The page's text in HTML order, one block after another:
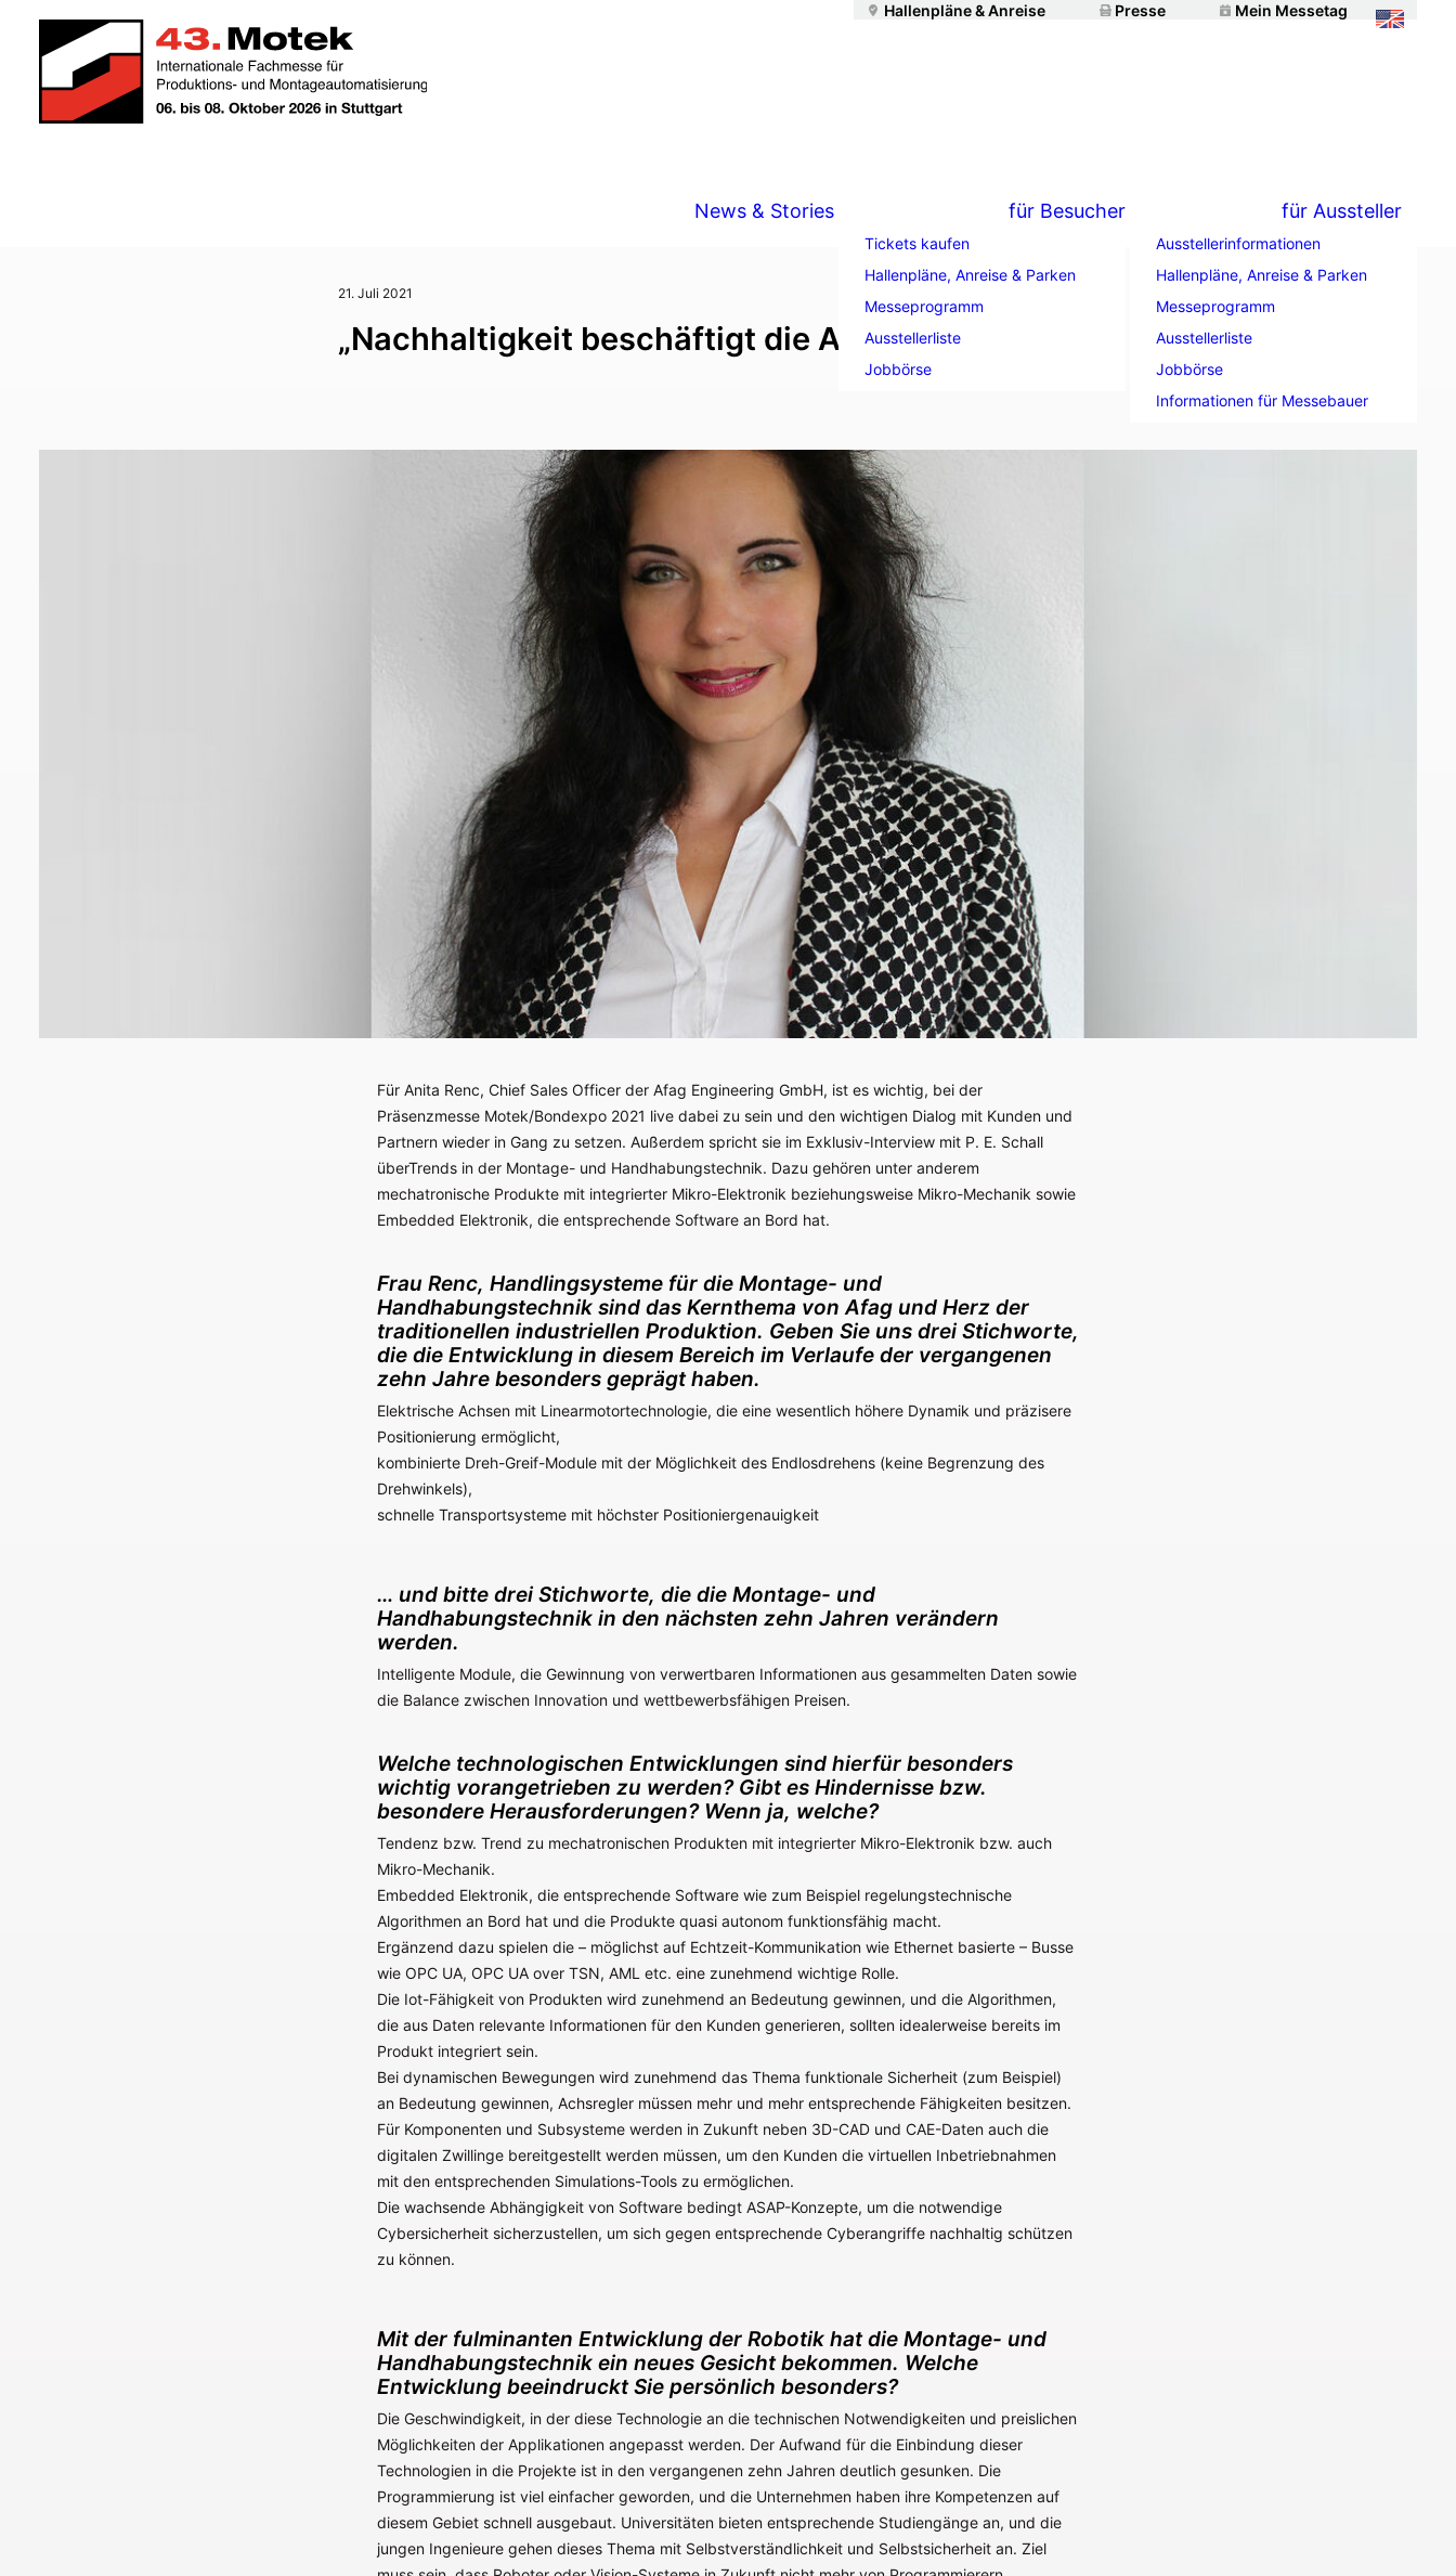
Hallenpläne & Anreise Presse Mein Messetag
News & Stories für Besucher
Tickets kaufen
Hallenpläne, Anreise & Parken
Messeprogramm
Ausstellerliste
Jobbörse
für Aussteller
Ausstellerinformationen
Hallenpläne, Anreise & Parken
Messeprogramm
Ausstellerliste
Jobbörse
Informationen für Messebauer
21. Juli 2021
„Nachhaltigkeit beschäftigt die Afag schon lange“
Für Anita Renc, Chief Sales Officer der Afag Engineering GmbH, ist es wichtig, bei der
Präsenzmesse Motek/Bondexpo 2021 live dabei zu sein und den wichtigen Dialog mit Kunden und
Partnern wieder in Gang zu setzen. Außerdem spricht sie im Exklusiv-Interview mit P. E. Schall
überTrends in der Montage- und Handhabungstechnik. Dazu gehören unter anderem
mechatronische Produkte mit integrierter Mikro-Elektronik beziehungsweise Mikro-Mechanik sowie
Embedded Elektronik, die entsprechende Software an Bord hat.
Frau Renc, Handlingsysteme für die Montage- und
Handhabungstechnik sind das Kernthema von Afag und Herz der
traditionellen industriellen Produktion. Geben Sie uns drei Stichworte,
die die Entwicklung in diesem Bereich im Verlaufe der vergangenen
zehn Jahre besonders geprägt haben.
Elektrische Achsen mit Linearmotortechnologie, die eine wesentlich höhere Dynamik und präzisere
Positionierung ermöglicht,
kombinierte Dreh-Greif-Module mit der Möglichkeit des Endlosdrehens (keine Begrenzung des
Drehwinkels),
schnelle Transportsysteme mit höchster Positioniergenauigkeit
… und bitte drei Stichworte, die die Montage- und
Handhabungstechnik in den nächsten zehn Jahren verändern
werden.
Intelligente Module, die Gewinnung von verwertbaren Informationen aus gesammelten Daten sowie
die Balance zwischen Innovation und wettbewerbsfähigen Preisen.
Welche technologischen Entwicklungen sind hierfür besonders
wichtig vorangetrieben zu werden? Gibt es Hindernisse bzw.
besondere Herausforderungen? Wenn ja, welche?
Tendenz bzw. Trend zu mechatronischen Produkten mit integrierter Mikro-Elektronik bzw. auch
Mikro-Mechanik.
Embedded Elektronik, die entsprechende Software wie zum Beispiel regelungstechnische
Algorithmen an Bord hat und die Produkte quasi autonom funktionsfähig macht.
Ergänzend dazu spielen die – möglichst auf Echtzeit-Kommunikation wie Ethernet basierte – Busse
wie OPC UA, OPC UA over TSN, AML etc. eine zunehmend wichtige Rolle.
Die Iot-Fähigkeit von Produkten wird zunehmend an Bedeutung gewinnen, und die Algorithmen,
die aus Daten relevante Informationen für den Kunden generieren, sollten idealerweise bereits im
Produkt integriert sein.
Bei dynamischen Bewegungen wird zunehmend das Thema funktionale Sicherheit (zum Beispiel)
an Bedeutung gewinnen, Achsregler müssen mehr und mehr entsprechende Fähigkeiten besitzen.
Für Komponenten und Subsysteme werden in Zukunft neben 3D-CAD und CAE-Daten auch die
digitalen Zwillinge bereitgestellt werden müssen, um den Kunden die virtuellen Inbetriebnahmen
mit den entsprechenden Simulations-Tools zu ermöglichen.
Die wachsende Abhängigkeit von Software bedingt ASAP-Konzepte, um die notwendige
Cybersicherheit sicherzustellen, um sich gegen entsprechende Cyberangriffe nachhaltig schützen
zu können.
Mit der fulminanten Entwicklung der Robotik hat die Montage- und
Handhabungstechnik ein neues Gesicht bekommen. Welche
Entwicklung beeindruckt Sie persönlich besonders?
Die Geschwindigkeit, in der diese Technologie an die technischen Notwendigkeiten und preislichen
Möglichkeiten der Applikationen angepasst werden. Der Aufwand für die Einbindung dieser
Technologien in die Projekte ist in den vergangenen zehn Jahren deutlich gesunken. Die
Programmierung ist viel einfacher geworden, und die Unternehmen haben ihre Kompetenzen auf
diesem Gebiet schnell ausgebaut. Universitäten bieten entsprechende Studiengänge an, und die
jungen Ingenieure gehen dieses Thema mit Selbstverständlichkeit und Selbstsicherheit an. Ziel